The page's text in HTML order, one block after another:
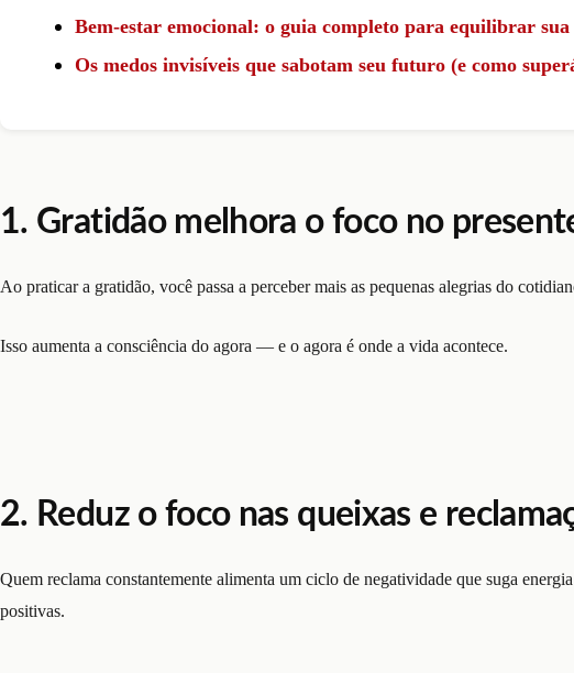
Bem-estar emocional: o guia completo para equilibrar
Os medos invisíveis que sabotam seu futuro (e como
1. Gratidão melhora o foco no
Ao praticar a gratidão, você passa a perceber mais as pequenas alegrias do
Isso aumenta a consciência do agora — e o agora é onde a vida acontece.
2. Reduz o foco nas queixas e
Quem reclama constantemente alimenta um ciclo de negatividade que suga
positivas.